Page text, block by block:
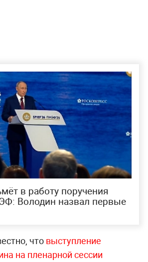
в работу поручения
Володин назвал первые
что выступление
на пленарной сессии